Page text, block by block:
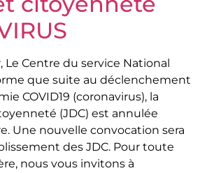
Le Centre du service National
que suite au déclenchement
COVID19 (coronavirus), la
(JDC) est annulée
Une nouvelle convocation sera
des JDC. Pour toute
nous vous invitons à